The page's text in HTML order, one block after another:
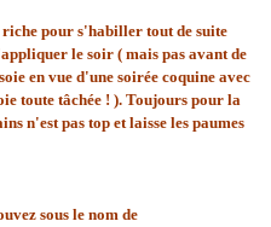
pour s'habiller tout de suite
le soir ( mais pas avant de
en vue d'une soirée coquine avec
toute tâchée ! ). Toujours pour la
n'est pas top et laisse les paumes
sous le nom de